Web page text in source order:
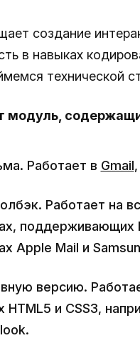
создание
в навыках
технической
модуль,
Работает в Gmail
Работает на
поддерживающих
Apple Mail и
версию.
и CSS3,